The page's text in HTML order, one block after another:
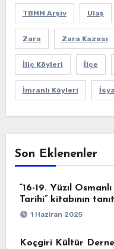
TBMM Arşiv Ulaş
Zara Zara Kazası
İliç Köyleri İlçe
İmranlı Köyleri
Son Eklenenler
“16-19. Yüzıl
Tarihi” kitabının
1 Haziran 2025
Koçgiri Kültür